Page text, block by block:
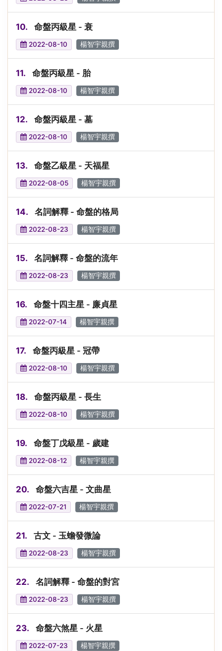
10. 命盤丙級星 - 衰
2022-08-10 楊智宇親撰
11. 命盤丙級星 - 胎
2022-08-10 楊智宇親撰
12. 命盤丙級星 - 墓
2022-08-10 楊智宇親撰
13. 命盤乙級星 - 天福星
2022-08-05 楊智宇親撰
14. 名詞解釋 - 命盤的格局
2022-08-23 楊智宇親撰
15. 名詞解釋 - 命盤的流年
2022-08-23 楊智宇親撰
16. 命盤十四主星 - 廉貞星
2022-07-14 楊智宇親撰
17. 命盤丙級星 - 冠帶
2022-08-10 楊智宇親撰
18. 命盤丙級星 - 長生
2022-08-10 楊智宇親撰
19. 命盤丁戊級星 - 歲建
2022-08-12 楊智宇親撰
20. 命盤六吉星 - 文曲星
2022-07-21 楊智宇親撰
21. 古文 - 玉蟾發微論
2022-08-23 楊智宇親撰
22. 名詞解釋 - 命盤的對宮
2022-08-23 楊智宇親撰
23. 命盤六煞星 - 火星
2022-07-23 楊智宇親撰